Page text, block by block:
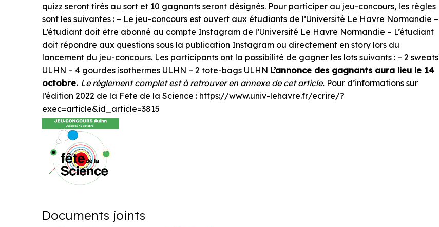
quizz seront tirés au sort et 10 gagnants seront désignés. Pour participer au jeu-concours, les règles
sont les suivantes : – Le jeu-concours est ouvert aux étudiants de l’Université Le Havre Normandie –
L’étudiant doit être abonné au compte Instagram de l’Université Le Havre Normandie – L’étudiant
doit répondre aux questions sous la publication Instagram ou directement en story lors du
lancement du jeu-concours. Les participants ont la possibilité de gagner les lots suivants : – 2 sweats
ULHN – 4 gourdes isothermes ULHN – 2 tote-bags ULHN L’annonce des gagnants aura lieu le 14
octobre. Le règlement complet est à retrouver en annexe de cet article. Pour d’informations sur
l’édition 2022 de la Fête de la Science : https://www.univ-lehavre.fr/ecrire/?
exec=article&id_article=3815
Documents joints